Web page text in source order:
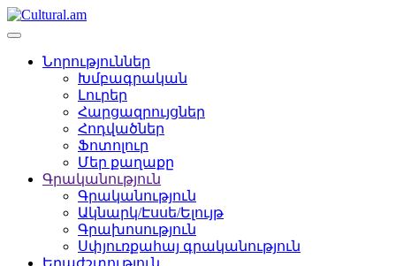
Նորություններ
Խմբագրական
Լուրեր
Հարցազրույցներ
Հոդվածներ
Ֆոտոլուր
Մեր քաղաքը
Գրականություն
Գրականություն
Ակնարկ/Էսսե/Ելույթ
Գրախոսություն
Սփյուռքահայ գրականություն
Երաժշտություն